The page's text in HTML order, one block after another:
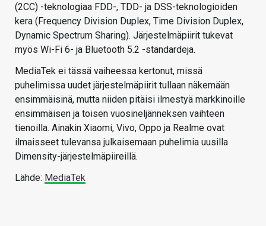
(2CC) -teknologiaa FDD-, TDD- ja DSS-teknologioiden
kera (Frequency Division Duplex, Time Division Duplex,
Dynamic Spectrum Sharing). Järjestelmäpiirit tukevat
myös Wi-Fi 6- ja Bluetooth 5.2 -standardeja.
MediaTek ei tässä vaiheessa kertonut, missä
puhelimissa uudet järjestelmäpiirit tullaan näkemään
ensimmäisinä, mutta niiden pitäisi ilmestyä markkinoille
ensimmäisen ja toisen vuosineljänneksen vaihteen
tienoilla. Ainakin Xiaomi, Vivo, Oppo ja Realme ovat
ilmaisseet tulevansa julkaisemaan puhelimia uusilla
Dimensity-järjestelmäpiireillä.
Lähde: MediaTek